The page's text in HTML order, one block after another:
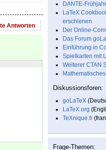
Antworten
DANTE-
LaTeX
erschienen
Der Online-
Das Forum
Einführung in
Spielkarten mit
Weiterer CTAN
Diskussionsforen:
goLaTeX
LaTeX.org
TeXnique.fr
Frage-Themen: